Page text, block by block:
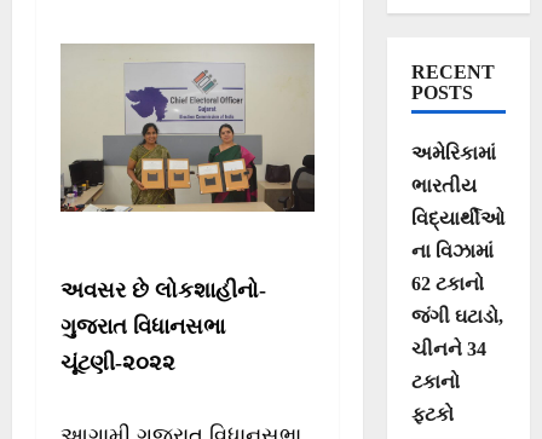
ચૂંટણી પંચના
નિષ્ણાતો દ્વારા
તાલીમ
અવસર છે લોકશાહીનો-
ગુજરાત વિધાનસભા
ચૂંટણી-૨૦૨૨
RECENT
POSTS
અમેરિકામાં
ભારતીય
વિદ્યાર્થીઓ
ના વિઝામાં
62 ટકાનો
જંગી ઘટાડો,
ચીનને 34
ટકાનો
ફટકો